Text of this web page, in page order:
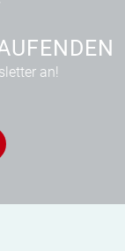
an!